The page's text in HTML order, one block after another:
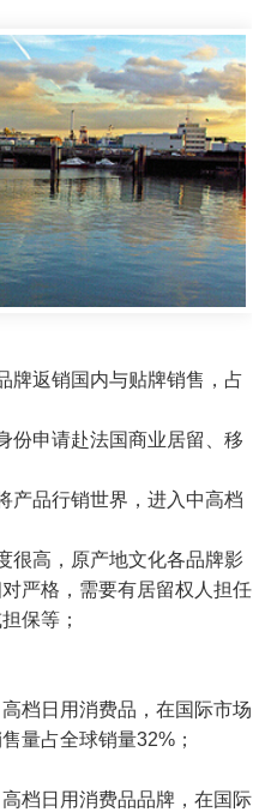
牌返销国内与贴牌销售，占
份申请赴法国商业居留、移
产品行销世界，进入中高档
很高，原产地文化各品牌影
严格，需要有居留权人担任
保等；
档日用消费品，在国际市场
量占全球销量32%；
档日用消费品品牌，在国际